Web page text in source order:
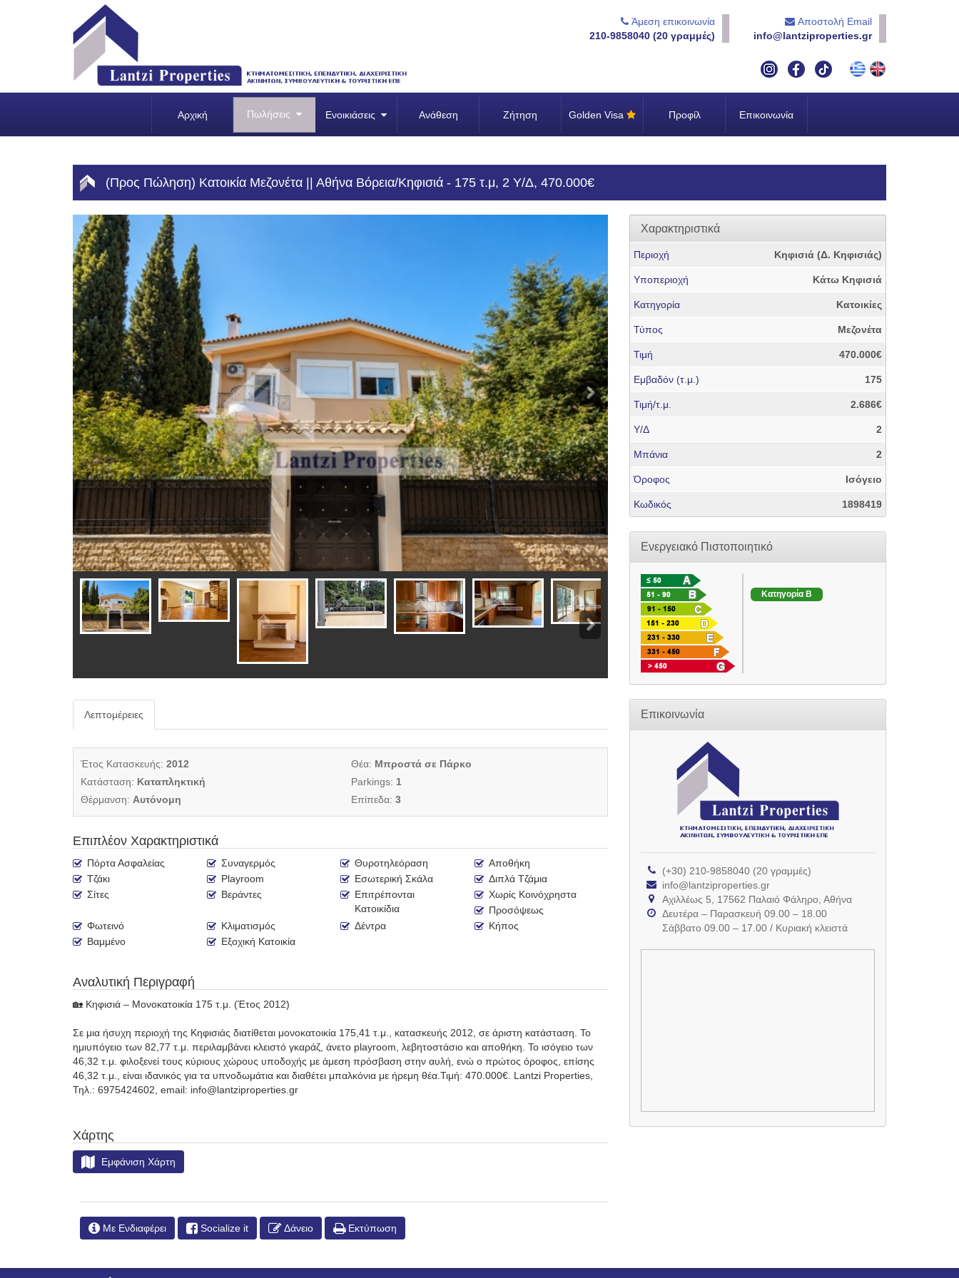
Άμεση επικοινωνία
210-9858040 (20 γραμμές)
Αποστολή Email
info@lantziproperties.gr
Αρχική Πωλήσεις Ενοικιάσεις Ανάθεση Ζήτηση Golden Visa Προφίλ Επικοινωνία
(Προς Πώληση) Κατοικία Μεζονέτα || Αθήνα Βόρεια/Κηφισιά - 175 τ.μ, 2 Υ/Δ, 470.000€
Λεπτομέρειες
Έτος Κατασκευής: 2012 Θέα: Μπροστά σε Πάρκο
Κατάσταση: Καταπληκτική Parkings: 1
Θέρμανση: Αυτόνομη Επίπεδα: 3
Επιπλέον Χαρακτηριστικά
Πόρτα Ασφαλείας Συναγερμός Θυροτηλεόραση
Αποθήκη
Τζάκι
Playroom Εσωτερική Σκάλα
Διπλά Τζάμια
Σίτες
Βεράντες
Επιτρέπονται
Κατοικίδια
Χωρίς Κοινόχρηστα
Προσόψεως
Φωτεινό
Κλιματισμός Δέντρα
Κήπος
Βαμμένο
Εξοχική Κατοικία
Αναλυτική Περιγραφή
🏡 Κηφισιά – Μονοκατοικία 175 τ.μ. (Έτος 2012)
Σε μια ήσυχη περιοχή της Κηφισιάς διατίθεται μονοκατοικία 175,41 τ.μ., κατασκευής 2012, σε άριστη κατάσταση. Το
ημιυπόγειο των 82,77 τ.μ. περιλαμβάνει κλειστό γκαράζ, άνετο playroom, λεβητοστάσιο και αποθήκη. Το ισόγειο των
46,32 τ.μ. φιλοξενεί τους κύριους χώρους υποδοχής με άμεση πρόσβαση στην αυλή, ενώ ο πρώτος όροφος, επίσης
46,32 τ.μ., είναι ιδανικός για τα υπνοδωμάτια και διαθέτει μπαλκόνια με ήρεμη θέα.Τιμή: 470.000€. Lantzi Properties,
Τηλ.: 6975424602, email: info@lantziproperties.gr
Χάρτης
Εμφάνιση Χάρτη
Με Ενδιαφέρει Socialize it Δάνειο Εκτύπωση
Χαρακτηριστικά
Περιοχή Κηφισιά (Δ. Κηφισιάς)
Υποπεριοχή Κάτω Κηφισιά
Κατηγορία Κατοικίες
Τύπος Μεζονέτα
Τιμή 470.000€
Εμβαδόν (τ.μ.) 175
Τιμή/τ.μ. 2.686€
Υ/Δ 2
Μπάνια 2
Όροφος Ισόγειο
Κωδικός 1898419
Ενεργειακό Πιστοποιητικό
Κατηγορία B
Επικοινωνία
(+30) 210-9858040 (20 γραμμές)
info@lantziproperties.gr
Αχιλλέως 5, 17562 Παλαιό Φάληρο, Αθήνα
Δευτέρα – Παρασκευή 09.00 – 18.00
Σάββατο 09.00 – 17.00 / Κυριακή κλειστά